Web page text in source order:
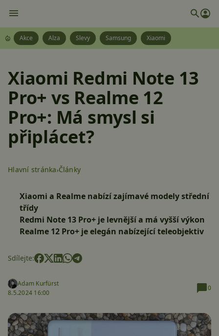
Akce Alza Slevy Samsung Xiaomi
Xiaomi Redmi Note 13
Pro+ vs Realme 12
Pro+: Má smysl si
připlácet?
Hlavní stránka Články
Xiaomi a Realme nabízí zajímavé modely střední
třídy
Redmi Note 13 Pro+ je levnější a má vyšší výkon
Realme 12 Pro+ je elegán nabízející teleobjektiv
Sdílejte:
Adam Kurfürst
8.5.2024 16:00
0